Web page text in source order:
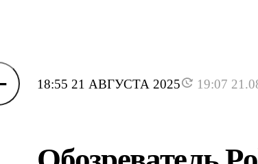
18:55 21 АВГУСТА 2025 19:07